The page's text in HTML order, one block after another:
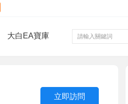
大白EA寶庫
立即訪問